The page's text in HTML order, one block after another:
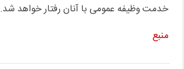
خدمت وظیفه عمومی با آنان رفتار خواهد شد.
منبع